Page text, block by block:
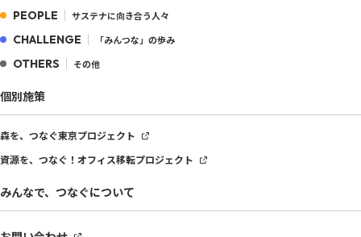
PEOPLE サステナに向き合う人々
CHALLENGE 「みんつな」の歩み
OTHERS その他
個別施策
森を、つなぐ東京プロジェクト
資源を、つなぐ！ オフィス移転プロジェクト
みんなで、つなぐについて